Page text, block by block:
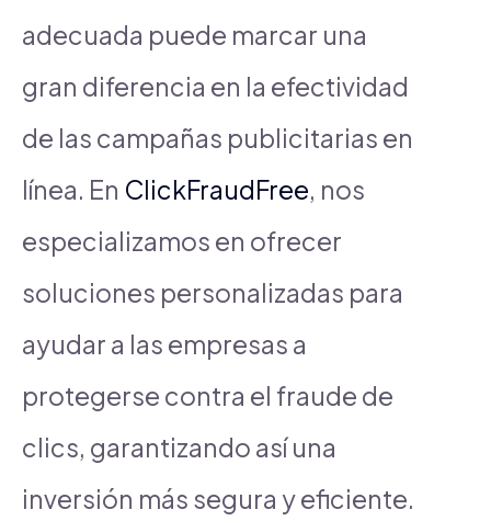
adecuada puede marcar una
gran diferencia en la efectividad
de las campañas publicitarias en
línea. En ClickFraudFree, nos
especializamos en ofrecer
soluciones personalizadas para
ayudar a las empresas a
protegerse contra el fraude de
clics, garantizando así una
inversión más segura y eficiente.